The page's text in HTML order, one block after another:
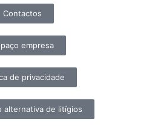
Contactos
empresa
de privacidade
alternativa de litígios